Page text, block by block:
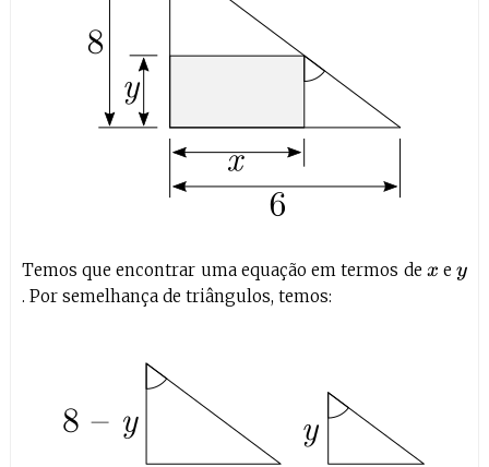
Temos que encontrar uma equação em termos de x ey
. Por semelhança de triângulos, temos: